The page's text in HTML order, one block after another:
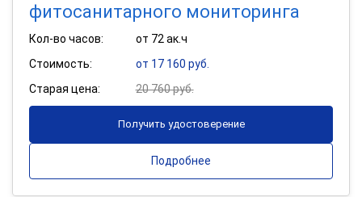
фитосанитарного мониторинга
Кол-во часов:
от 72 ак.ч
Стоимость:
от 17 160 руб.
Старая цена:
20 760 руб.
Получить удостоверение
Подробнее